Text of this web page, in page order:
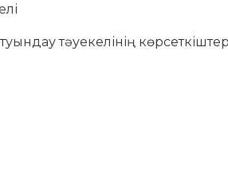
тәуекелінің